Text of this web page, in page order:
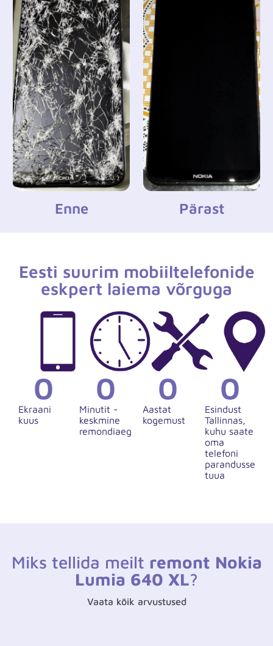
Enne Pärast
Eesti suurim mobiiltelefonide
eskpert laiema võrguga
Ekraani
kuus
0
Minutit -
keskmine
remondiaeg
0
Aastat
kogemust
0
Esindust
Tallinnas,
kuhu saate
oma
telefoni
parandusse
tuua
0
Miks tellida meilt remont Nokia
Lumia 640 XL?
Vaata kõik arvustused